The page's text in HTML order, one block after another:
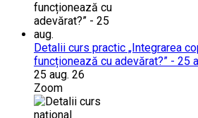
Detalii curs practic „Integrarea
funcționează cu adevărat?” - 25
25 aug. 26
Zoom